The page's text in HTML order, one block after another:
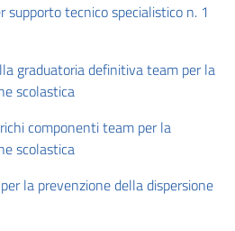
tecnico specialistico n. 1
graduatoria definitiva team per la
scolastica
componenti team per la
scolastica
la prevenzione della dispersione